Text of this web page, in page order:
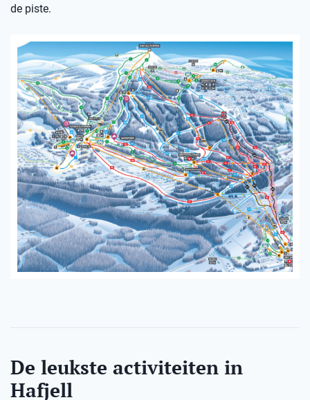
de piste.
De leukste activiteiten in
Hafjell